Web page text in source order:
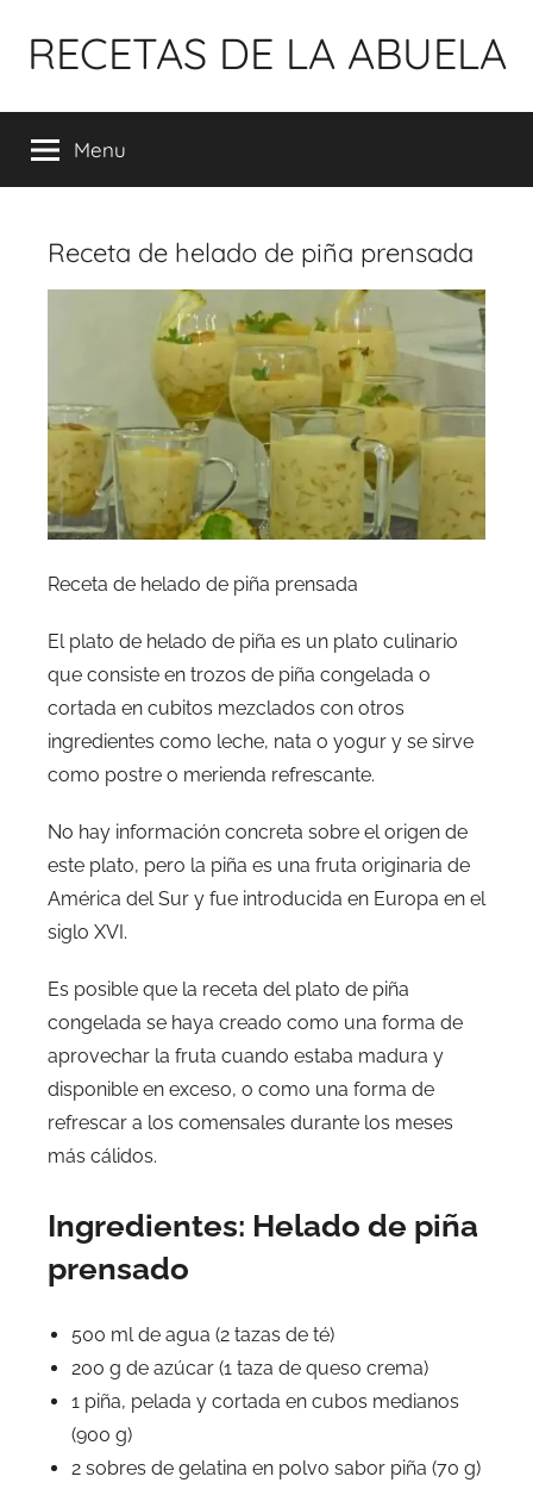
para
conteúdo
RECETAS DE LA ABUELA
Menu
Receta de helado de piña prensada
Receta de helado de piña prensada
El plato de helado de piña es un plato culinario
que consiste en trozos de piña congelada o
cortada en cubitos mezclados con otros
ingredientes como leche, nata o yogur y se sirve
como postre o merienda refrescante.
No hay información concreta sobre el origen de
este plato, pero la piña es una fruta originaria de
América del Sur y fue introducida en Europa en el
siglo XVI.
Es posible que la receta del plato de piña
congelada se haya creado como una forma de
aprovechar la fruta cuando estaba madura y
disponible en exceso, o como una forma de
refrescar a los comensales durante los meses
más cálidos.
Ingredientes: Helado de piña
prensado
500 ml de agua (2 tazas de té)
200 g de azúcar (1 taza de queso crema)
1 piña, pelada y cortada en cubos medianos
(900 g)
2 sobres de gelatina en polvo sabor piña (70 g)